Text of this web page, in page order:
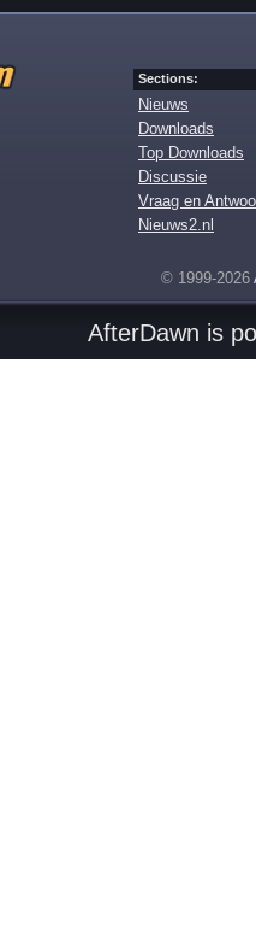
Sections:
Nieuws
Downloads
Top Downloads
Discussie
Vraag en
Nieuws2.nl
© 1999-2026
AfterDawn is